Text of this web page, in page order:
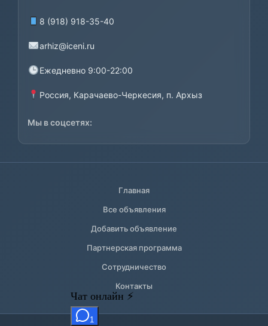
8 (918) 918-35-40
arhiz@iceni.ru
Ежедневно 9:00-22:00
Россия, Карачаево-Черкесия, п. Архыз
Мы в соцсетях:
Главная
Все объявления
Добавить объявление
Партнерская программа
Сотрудничество
Контакты